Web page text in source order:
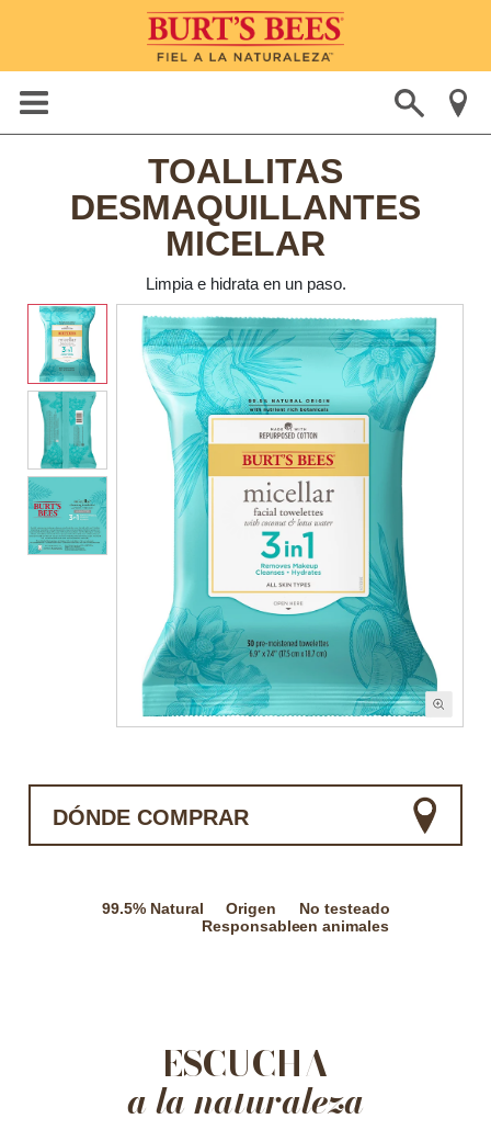
TOALLITAS
DESMAQUILLANTES
MICELAR
Limpia e hidrata en un paso.
DÓNDE COMPRAR
99.5% Natural
Origen
Responsable
No testeado
en animales
ESCUCHA
a la naturaleza